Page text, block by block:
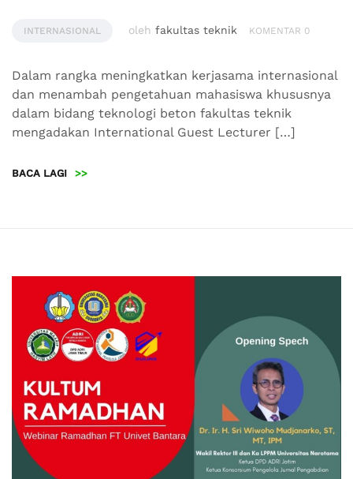
INTERNASIONAL oleh fakultas teknik KOMENTAR 0
Dalam rangka meningkatkan kerjasama internasional
dan menambah pengetahuan mahasiswa khususnya
dalam bidang teknologi beton fakultas teknik
mengadakan International Guest Lecturer […]
BACA LAGI >>